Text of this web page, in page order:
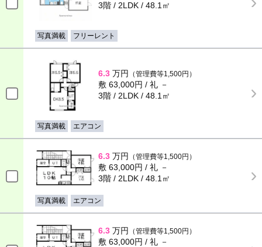
3階 / 2LDK / 48.1㎡
写真満載 フリーレント
6.3 万円 （管理費等1,500円）
敷 63,000円 / 礼 －
3階 / 2LDK / 48.1㎡
写真満載 エアコン
6.3 万円 （管理費等1,500円）
敷 63,000円 / 礼 －
3階 / 2LDK / 48.1㎡
写真満載 エアコン
6.3 万円 （管理費等1,500円）
敷 63,000円 / 礼 －